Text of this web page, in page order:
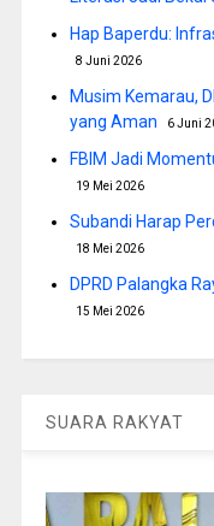
Hap Baperdu:
8 Juni 2026
Musim Kemarau,
yang Aman
6 Juni
FBIM Jadi
19 Mei 2026
Subandi Harap
18 Mei 2026
DPRD Palangka
15 Mei 2026
SUARA RAKYAT